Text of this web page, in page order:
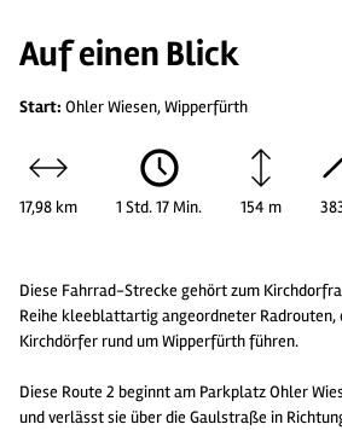
Auf einen Blick
Start: Ohler Wiesen, Wipperfürth
17,98 km 1 Std. 17 Min. 154 m
Diese Fahrrad-Strecke gehört zum
Reihe kleeblattartig angeordneter Radrouten,
Kirchdörfer rund um Wipperfürth führen.
Diese Route 2 beginnt am Parkplatz Ohler
und verlässt sie über die Gaulstraße in